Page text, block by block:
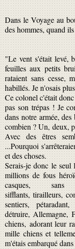
Dans le Voyage au
des hommes, quand
"Le vent s'était levé,
feuilles aux petits
rataient sans cesse,
habillés. Je n'osais
Ce colonel c'était
pas son trépas ! Je
dans notre armée,
combien ? Un, deux,
Avec des êtres
...Pourquoi
et des choses.
Serais-je donc le
millions de fous
casques,
sifflants, tirailleurs,
sentiers,
détruire, Allemagne,
chiens, adorant leur
mille chiens et
m'étais embarqué